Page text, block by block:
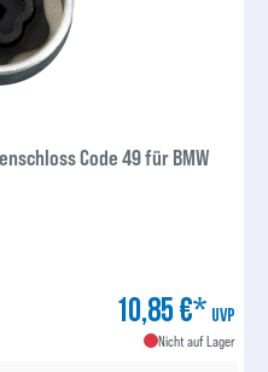
Code 49 für BMW
10,85 €* UVP
Nicht auf Lager